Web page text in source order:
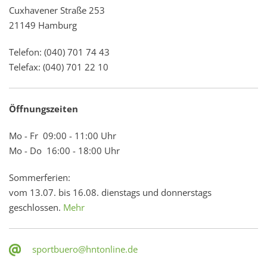
Cuxhavener Straße 253
21149 Hamburg
Telefon: (040) 701 74 43
Telefax: (040) 701 22 10
Öffnungszeiten
Mo - Fr 09:00 - 11:00 Uhr
Mo - Do 16:00 - 18:00 Uhr
Sommerferien:
vom 13.07. bis 16.08. dienstags und donnerstags
geschlossen. Mehr
sportbuero@hntonline.de